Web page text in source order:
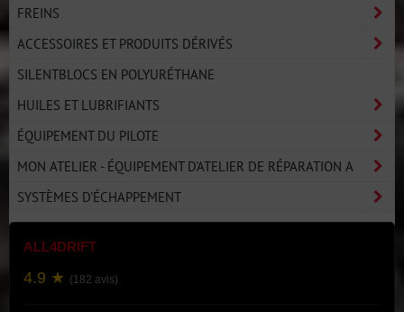
FREINS
ACCESSOIRES ET PRODUITS DÉRIVÉS
SILENTBLOCS EN POLYURÉTHANE
HUILES ET LUBRIFIANTS
ÉQUIPEMENT DU PILOTE
MON ATELIER - ÉQUIPEMENT D'ATELIER DE RÉPARATION A
SYSTÈMES D'ÉCHAPPEMENT
ALL4DRIFT
4.9 ★ (182 avis)